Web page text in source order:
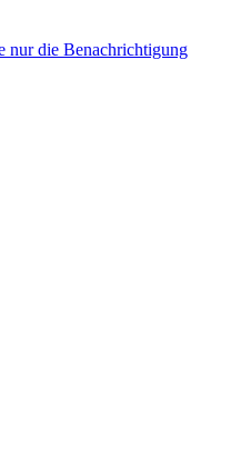
nur die Benachrichtigung